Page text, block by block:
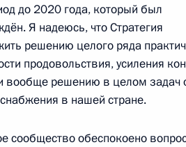
рабочим визитом посетит
Александр Лукашенко
до 2020 года, который был
Я надеюсь, что Стратегия
решению целого ряда
продовольствия, усиления
вообще решению в целом задач
в нашей стране.
сообщество обеспокоено